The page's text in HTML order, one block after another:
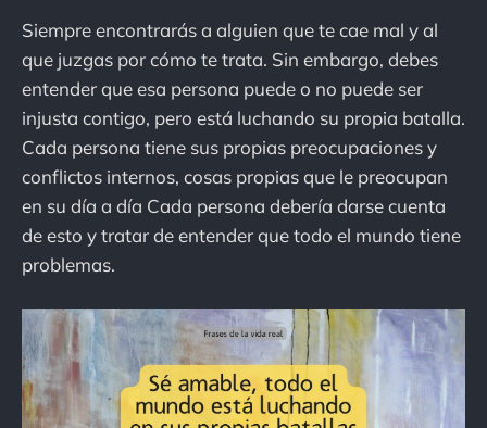
Siempre encontrarás a alguien que te cae mal y al
que juzgas por cómo te trata. Sin embargo, debes
entender que esa persona puede o no puede ser
injusta contigo, pero está luchando su propia batalla.
Cada persona tiene sus propias preocupaciones y
conflictos internos, cosas propias que le preocupan
en su día a día Cada persona debería darse cuenta
de esto y tratar de entender que todo el mundo tiene
problemas.